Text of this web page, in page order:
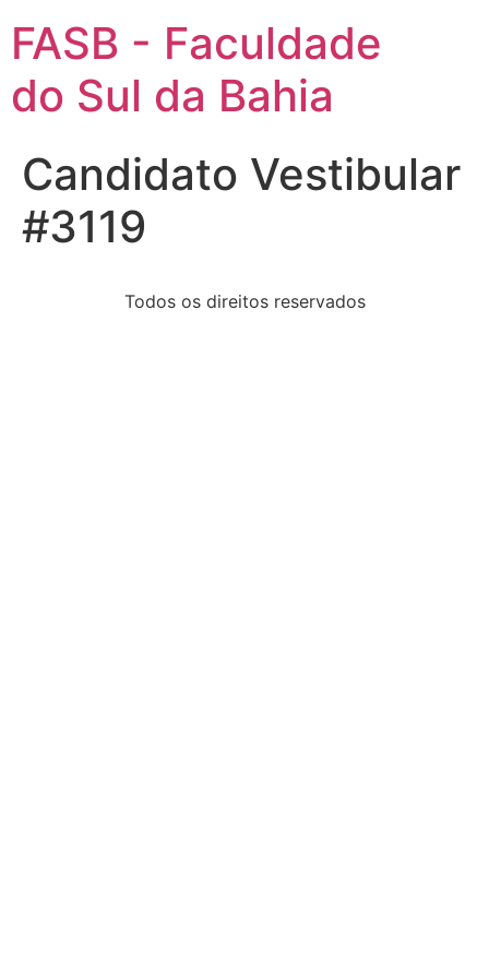
FASB - Faculdade
do Sul da Bahia
Candidato Vestibular
#3119
Todos os direitos reservados